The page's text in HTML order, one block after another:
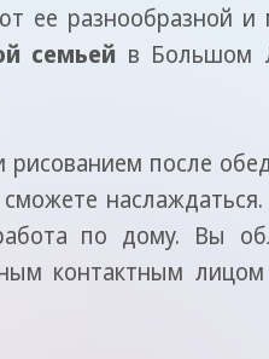
разнообразной и
семьей в Большом
рисованием после
по дому. Вы
контактным